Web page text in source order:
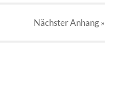
NächsterAnhang»